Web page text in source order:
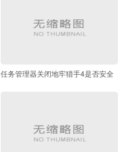
任务管理器关闭地牢猎手4是否安全